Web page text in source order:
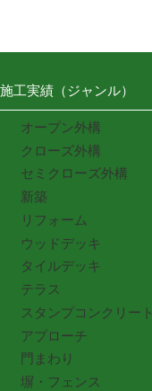
施工実績（ジャンル）
オープン外構
クローズ外構
セミクローズ外構
新築
リフォーム
ウッドデッキ
タイルデッキ
テラス
スタンプコンクリート
アプローチ
門まわり
塀・フェンス